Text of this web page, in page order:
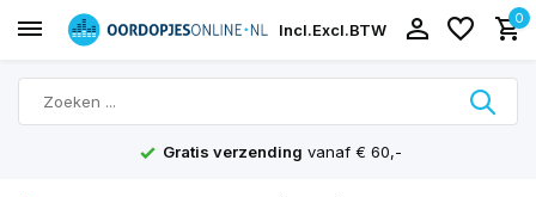
Incl.Excl.BTW
0
Scherpe prijzen